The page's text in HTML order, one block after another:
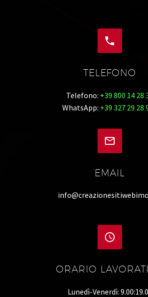


TELEFONO
Telefono: +39 800 14 28
WhatsApp: +39 327 29 28


EMAIL


ORARIO
Lunedì-Venerdì: